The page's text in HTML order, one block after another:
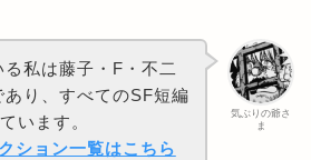
気ぶりの爺さ
ま
私は藤子・F・不二
り、すべてのSF短編
います。
ション一覧はこちら